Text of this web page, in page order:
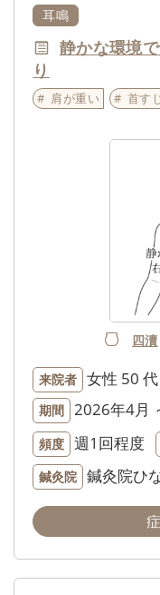
耳鳴
静かな環境
り
肩が重い 首す
四瀆
来院者 女性 50 代
期間 2026年4月
頻度 週1回程度
鍼灸院 鍼灸院ひ